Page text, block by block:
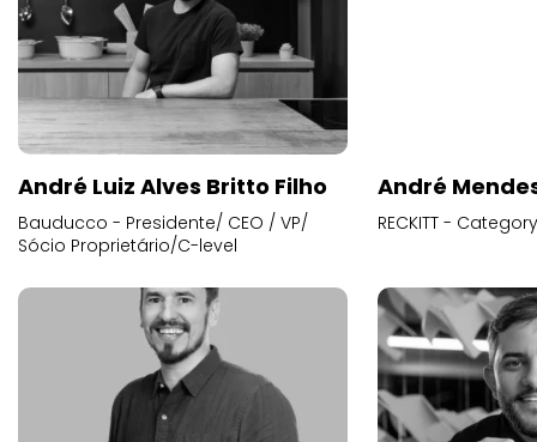
André Luiz Alves Britto Filho
Bauducco - Presidente/ CEO / VP/
Sócio Proprietário/C-level
André
RECKITT -